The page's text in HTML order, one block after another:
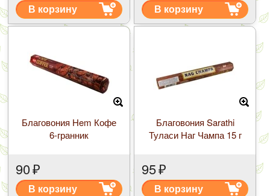
В корзину В корзину
Благовония Hem Кофе
6-гранник
90₽
В корзину
Благовония Sarathi
Туласи Наг Чампа 15 г
95₽
В корзину